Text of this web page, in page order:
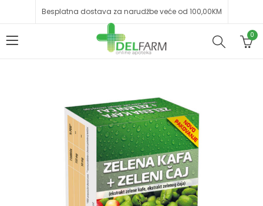
Besplatna dostava za narudžbe veće od 100,00KM
0